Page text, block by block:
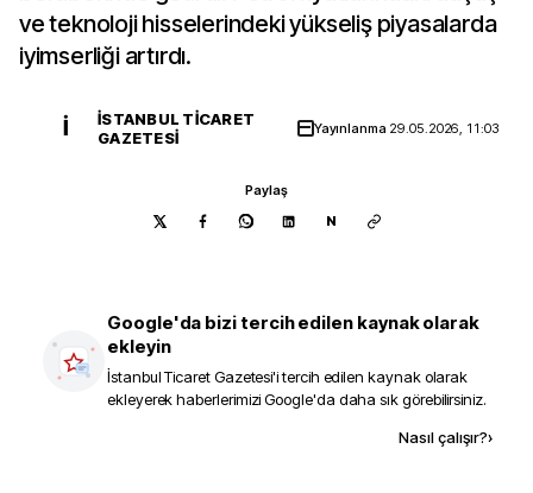
ve teknoloji hisselerindeki yükseliş piyasalarda
iyimserliği artırdı.
İ
İSTANBUL TICARET
GAZETESI
Yayınlanma 29.05.2026, 11:03
Paylaş
N
Google'da bizi tercih edilen kaynak olarak
ekleyin
İstanbul Ticaret Gazetesi'i tercih edilen kaynak olarak
ekleyerek haberlerimizi Google'da daha sık görebilirsiniz.
Nasıl çalışır?›